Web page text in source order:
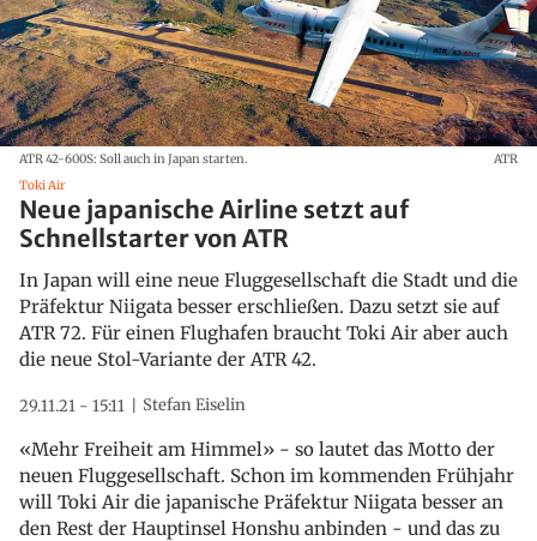
ATR 42-600S: Soll auch in Japan starten.
ATR
Toki Air
Neue japanische Airline setzt auf
Schnellstarter von ATR
In Japan will eine neue Fluggesellschaft die Stadt und die
Präfektur Niigata besser erschließen. Dazu setzt sie auf
ATR 72. Für einen Flughafen braucht Toki Air aber auch
die neue Stol-Variante der ATR 42.
29.11.21 - 15:11 Stefan Eiselin
«Mehr Freiheit am Himmel» - so lautet das Motto der
neuen Fluggesellschaft. Schon im kommenden Frühjahr
will Toki Air die japanische Präfektur Niigata besser an
den Rest der Hauptinsel Honshu anbinden - und das zu